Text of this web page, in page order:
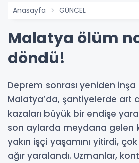
Anasayfa GÜNCEL
Malatya ölüm
döndü!
Deprem sonrası yeniden
Malatya’da, şantiyelerde art
kazaları büyük bir endişe
son aylarda meydana gelen
yakın işçi yaşamını yitirdi,
ağır yaralandı. Uzmanlar,